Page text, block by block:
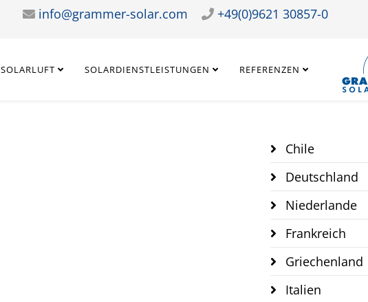
info@grammer-solar.com +49(0)9621 30857-0
SOLARLUFT SOLARDIENSTLEISTUNGEN REFERENZEN
Chile
Deutschland
Niederlande
Frankreich
Griechenland
Italien